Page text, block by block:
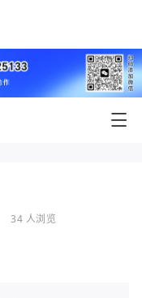
34 人浏览